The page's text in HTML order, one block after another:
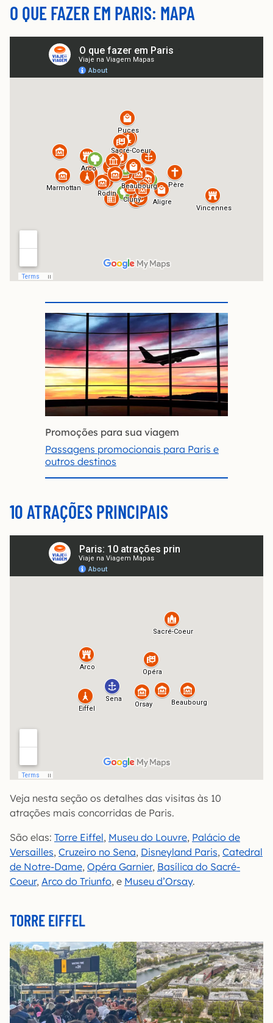
O QUE FAZER EM PARIS: MAPA
Promoções para sua viagem
Passagens promocionais para Paris e
outros destinos
10 ATRAÇÕES PRINCIPAIS
Veja nesta seção os detalhes das visitas às 10
atrações mais concorridas de Paris.
São elas: Torre Eiffel, Museu do Louvre, Palácio de
Versailles, Cruzeiro no Sena, Disneyland Paris, Catedral
de Notre-Dame, Opéra Garnier, Basílica do Sacré-
Coeur, Arco do Triunfo, e Museu d’Orsay.
TORRE EIFFEL